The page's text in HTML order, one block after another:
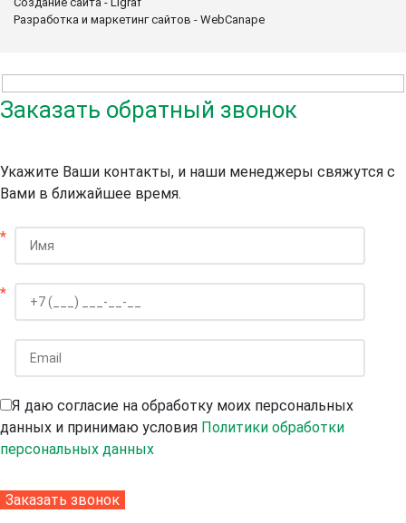
Разработка и маркетинг сайтов - WebCanape
Заказать обратный звонок
Укажите Ваши контакты, и наши менеджеры свяжутся с
Вами в ближайшее время.
*
*
Я даю согласие на обработку моих персональных
данных и принимаю условия Политики обработки
персональных данных